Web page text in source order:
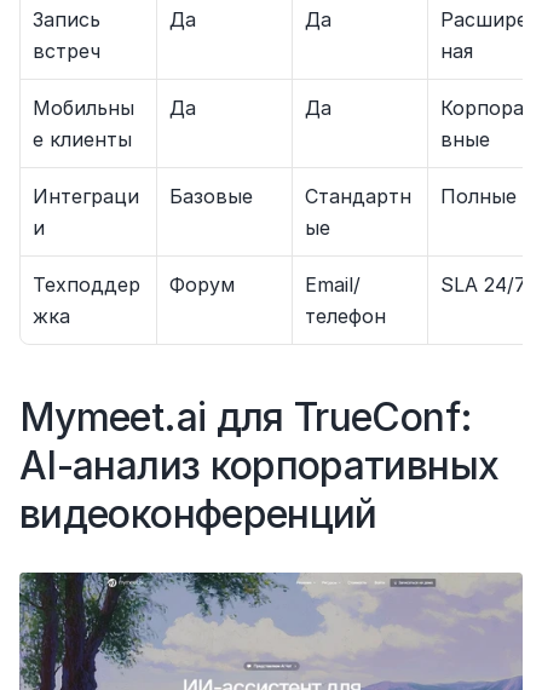
Запись
встреч
Да Да
Расширен
ная
Мобильны
е клиенты
Да Да
вные
Интеграци
и
Базовые
Стандартн
ые
Полные
Техподдер
жка
Форум
Email/
телефон
SLA 24/7
Mymeet.ai для TrueConf:
AI-анализ корпоративных
видеоконференций